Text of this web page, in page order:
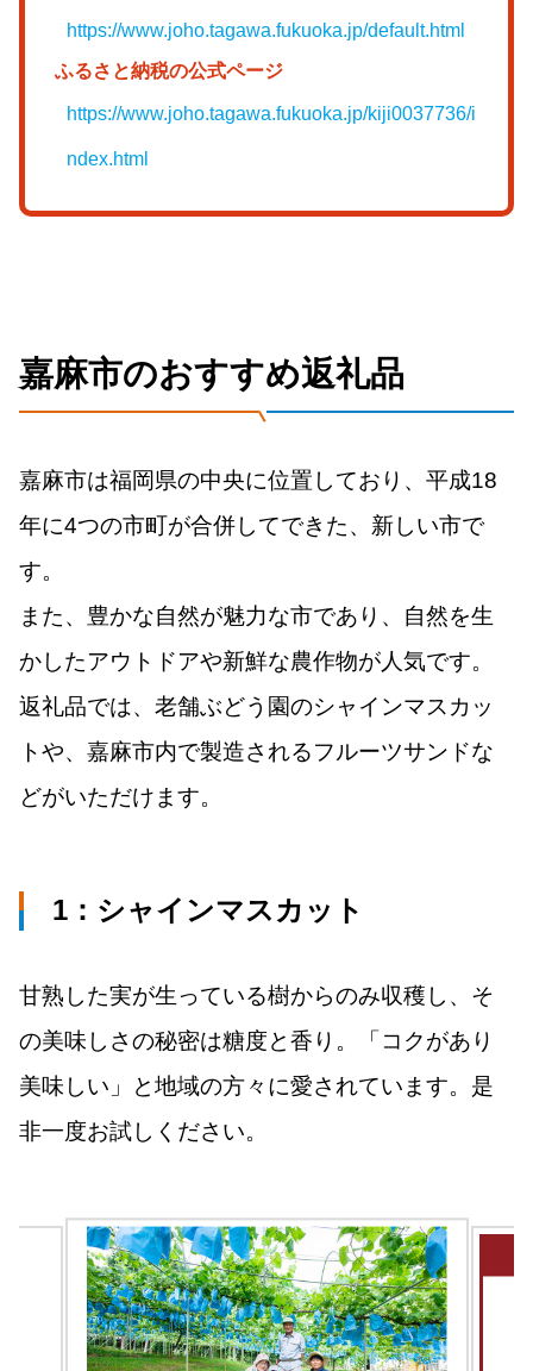
https://www.joho.tagawa.fukuoka.jp/default.html
ふるさと納税の公式ページ
https://www.joho.tagawa.fukuoka.jp/kiji0037736/i
ndex.html
嘉麻市のおすすめ返礼品
嘉麻市は福岡県の中央に位置しており、平成18
年に4つの市町が合併してできた、新しい市で
す。
また、豊かな自然が魅力な市であり、自然を生
かしたアウトドアや新鮮な農作物が人気です。
返礼品では、老舗ぶどう園のシャインマスカッ
トや、嘉麻市内で製造されるフルーツサンドな
どがいただけます。
1： シャインマスカット
甘熟した実が生っている樹からのみ収穫し、そ
の美味しさの秘密は糖度と香り。「コクがあり
美味しい」と地域の方々に愛されています。是
非一度お試しください。